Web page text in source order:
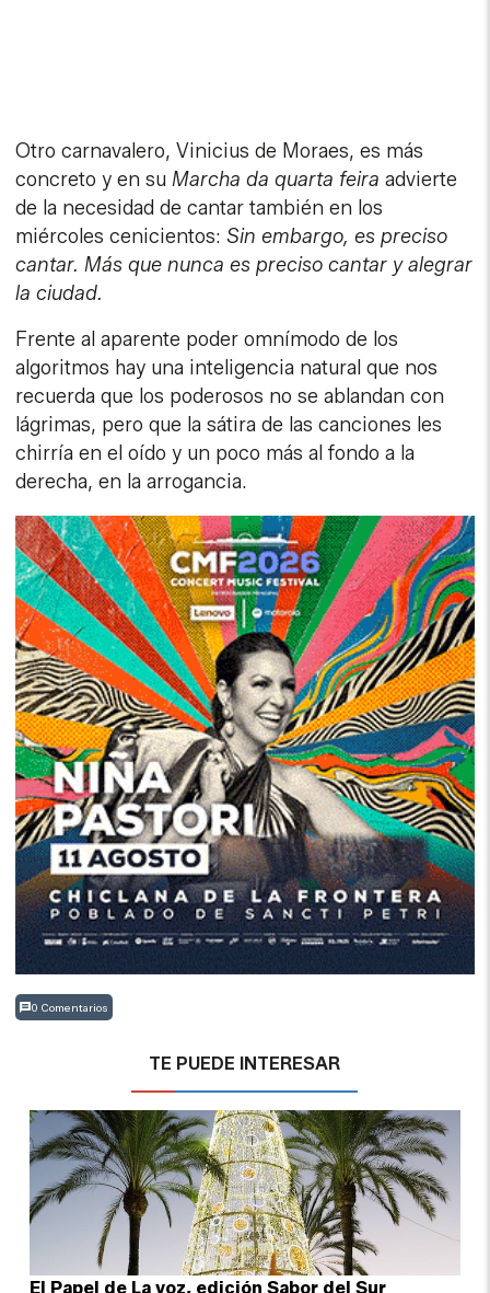
Otro carnavalero, Vinicius de Moraes, es más
concreto y en suMarcha da quarta feira advierte
de la necesidad de cantar también en los
miércoles cenicientos:Sin embargo, es preciso
cantar. Más que nunca es preciso cantar y alegrar
la ciudad.
Frente al aparente poder omnímodo de los
algoritmos hay una inteligencia natural que nos
recuerda que los poderosos no se ablandan con
lágrimas, pero que la sátira de las canciones les
chirría en el oído y un poco más al fondo a la
derecha, en la arrogancia.
0 Comentarios
TE PUEDE INTERESAR
El Papel de La voz, edición Sabor del Sur